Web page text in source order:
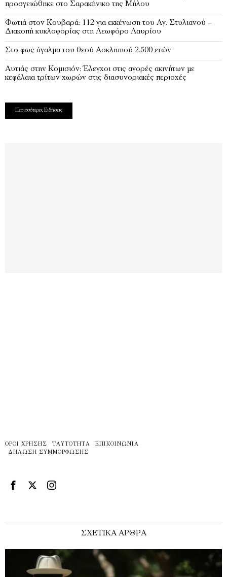
προσγειώθηκε στο Σαρακήνικο της Μήλου
Φωτιά στον Κουβαρά: 112 για εκκένωση του Αγ. Στυλιανού –
Διακοπή κυκλοφορίας στη Λεωφόρο Λαυρίου
Στο φως άγαλμα του θεού Ασκληπιού 2.500 ετών
Αυτιάς στην Κομισιόν: Έλεγχοι στις αγορές ακινήτων με
κεφάλαια τρίτων χωρών στις διασυνοριακές περιοχές
Περισσότερες Ειδήσεις
ΌΡΟΙ ΧΡΉΣΗΣ ΤΑΥΤΌΤΗΤΑ
ΕΠΙΚΟΙΝΩΝΊΑ
ΔΉΛΩΣΗ ΣΥΜΜΌΡΦΩΣΗΣ
ΣΧΕΤΙΚΑ ΑΡΘΡΑ